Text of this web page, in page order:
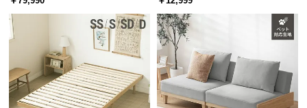
両側4杯タイプ
開閉しやすいキャスター付き
板 美しい格子デザイン